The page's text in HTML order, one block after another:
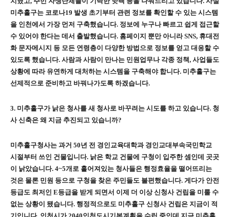
미추홀구는 코로나19 발생 초기부터 관련 정보를 확인할 수 있는 시스템
을 인천에서 가장 먼저 구축했습니다. 정보에 누구나 빠르고 쉽게 접근할
수 있어야 한다는 데서 출발했습니다. 홈페이지 뿐만 아니라SNS, 휴대전
화 문자메시지 등 모든 연령층이 다양한 방법으로 정보를 얻고 대응할 수
있도록 했습니다. 사람과 사람이 만나는 민원업무나 각종 정책, 사업들도
상황에 따라 유연하게 대처하는 시스템을 구축해야 합니다. 미추홀구는
선제적으로 준비하고 바꿔나가도록 하겠습니다.
3. 미추홀구가 낡은 청사를 새 청사로 바꾸려는 시도를 하고 있습니다. 청
사 신축은 왜 지금 추진되고 있습니까?
미추홀구청사는 과거 50년 전 경인교육대학과 경인교대부속국민학교
시절부터 쓰인 건물입니다. 낡은 학교 건물에 구청이 입주한 셈인데 곳곳
이 낡았습니다. 4~5개로 흩어져있는 청사들은 행정효율을 떨어뜨리는
것은 물론 민원 등으로 구청을 찾은 주민들도 불편했습니다. 게다가 안전
등급도 최저인 E등급을 받게 되면서 이제 더 이상 신청사 건립을 미룰 수
없는 상황이 됐습니다. 행정적으로도 미추홀구 신청사 건립은 지금이 적